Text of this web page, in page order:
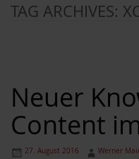
TAG ARCHIVES:
Neuer
Content
27. August 2016 Werner